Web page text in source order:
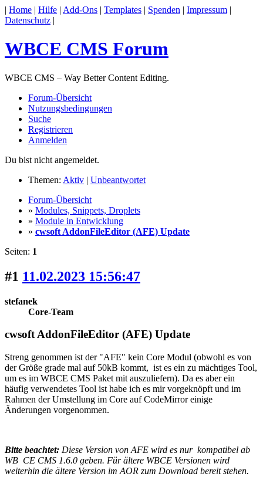
| Home | Hilfe | Add-Ons | Templates | Spenden | Impressum |
Datenschutz |
WBCE CMS Forum
WBCE CMS – Way Better Content Editing.
Forum-Übersicht
Nutzungsbedingungen
Suche
Registrieren
Anmelden
Du bist nicht angemeldet.
Themen: Aktiv | Unbeantwortet
Forum-Übersicht
» Modules, Snippets, Droplets
» Module in Entwicklung
» cwsoft AddonFileEditor (AFE) Update
Seiten: 1
#1 11.02.2023 15:56:47
stefanek
Core-Team
cwsoft AddonFileEditor (AFE) Update
Streng genommen ist der "AFE" kein Core Modul (obwohl es von
der Größe grade mal auf 50kB kommt, ist es ein zu mächtiges Tool,
um es im WBCE CMS Paket mit auszuliefern). Da es aber ein
häufig verwendetes Tool ist habe ich es mir vorgeknöpft und im
Rahmen der Umstellung im Core auf CodeMirror einige
Änderungen vorgenommen.
Bitte beachtet: Diese Version von AFE wird es nur kompatibel ab
WB CE CMS 1.6.0 geben. Für ältere WBCE Versionen wird
weiterhin die ältere Version im AOR zum Download bereit stehen.